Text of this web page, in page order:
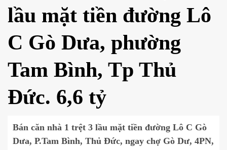
lầu mặt tiền đường Lô
C Gò Dưa, phường
Tam Bình, Tp Thủ
Đức. 6,6 tỷ
Bán căn nhà 1 trệt 3 lầu mặt tiền đường Lô C Gò
Dưa, P.Tam Bình, Thủ Đức, ngay chợ Gò Dư, 4PN,